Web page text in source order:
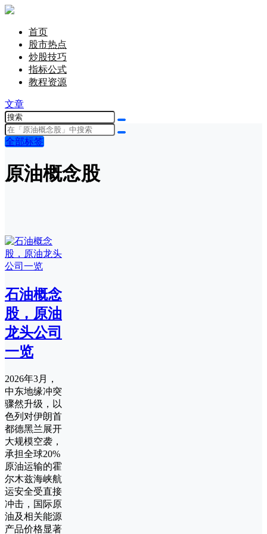
首页
股市热点
炒股技巧
指标公式
教程资源
文章
全部标签
原油概念股
石油概念
股，原油
龙头公司
一览
2026年3月，
中东地缘冲突
骤然升级，以
色列对伊朗首
都德黑兰展开
大规模空袭，
承担全球20%
原油运输的霍
尔木兹海峡航
运安全受直接
冲击，国际原
油及相关能源
产品价格显著